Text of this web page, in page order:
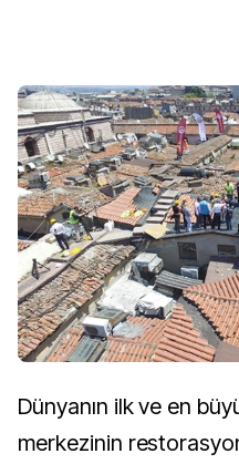
Dünyanın ilk ve en
merkezinin